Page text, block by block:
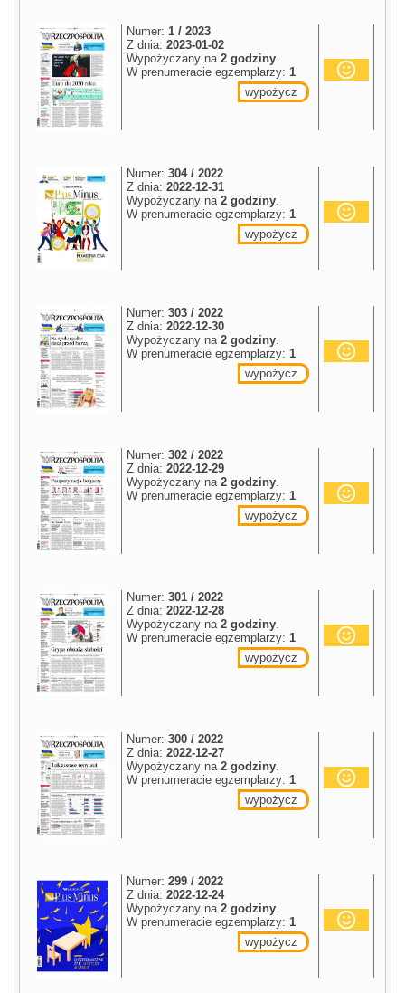
Numer:1 / 2023
Z dnia:2023-01-02
Wypożyczany na2 godziny.
W prenumeracie egzemplarzy:1
wypożycz
Numer:304 / 2022
Z dnia:2022-12-31
Wypożyczany na2 godziny.
W prenumeracie egzemplarzy:1
wypożycz
Numer:303 / 2022
Z dnia:2022-12-30
Wypożyczany na2 godziny.
W prenumeracie egzemplarzy:1
wypożycz
Numer:302 / 2022
Z dnia:2022-12-29
Wypożyczany na2 godziny.
W prenumeracie egzemplarzy:1
wypożycz
Numer:301 / 2022
Z dnia:2022-12-28
Wypożyczany na2 godziny.
W prenumeracie egzemplarzy:1
wypożycz
Numer:300 / 2022
Z dnia:2022-12-27
Wypożyczany na2 godziny.
W prenumeracie egzemplarzy:1
wypożycz
Numer:299 / 2022
Z dnia:2022-12-24
Wypożyczany na2 godziny.
W prenumeracie egzemplarzy:1
wypożycz